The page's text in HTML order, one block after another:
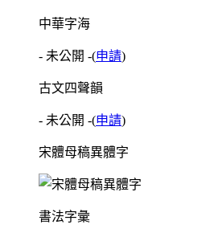
中華字海
- 未公開 -(申請)
古文四聲韻
- 未公開 -(申請)
宋體母稿異體字
書法字彙